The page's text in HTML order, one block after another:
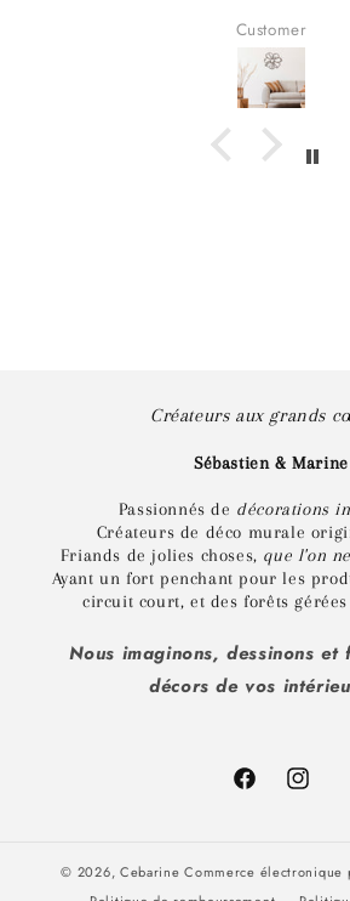
Rien à redire
Customer
Créateurs aux grands
Sébastien & Marine
Passionnés de décorations
Créateurs de déco murale
Friands de jolies choses, que l'on
Ayant un fort penchant pour les
circuit court, et des forêts
Nous imaginons, dessinons et
décors de vos
FacebookInstagram
© 2026, Cebarine Commerce électronique